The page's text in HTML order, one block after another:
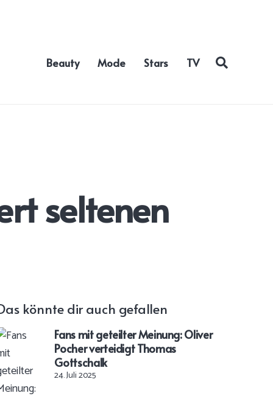
Beauty Mode Stars TV
seltenen
könnte dir auch gefallen
Fans mit geteilter Meinung: Oliver
Pocher verteidigt Thomas
Gottschalk
24. Juli 2025